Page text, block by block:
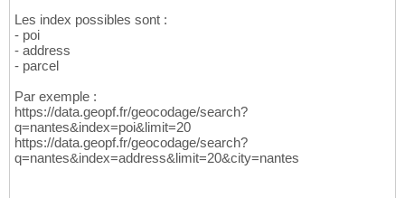
Les index possibles sont :
- poi
- address
- parcel
Par exemple :
https://data.geopf.fr/geocodage/search?
q=nantes&index=poi&limit=20
https://data.geopf.fr/geocodage/search?
q=nantes&index=address&limit=20&city=nantes